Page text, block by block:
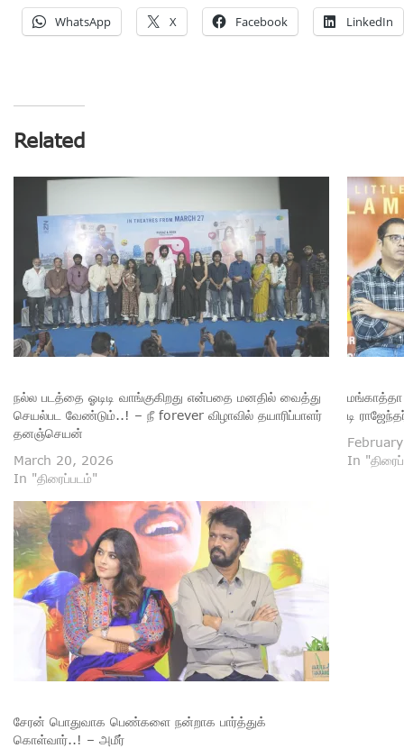
WhatsApp X Facebook LinkedIn
Related
நல்ல படத்தை ஓடிடி வாங்குகிறது என்பதை மனதில் வைத்து
செயல்பட வேண்டும்..! – நீ forever விழாவில் தயாரிப்பாளர்
தனஞ்செயன்
March 20, 2026
In "திரைப்படம்"
மங்காத்தா
டி
In
சேரன் பொதுவாக பெண்களை நன்றாக பார்த்துக்
கொள்வார்..! – அமீர்